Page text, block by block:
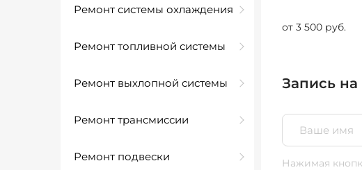
Ремонт системы охлаждения
Ремонт топливной системы
Ремонт выхлопной системы
Ремонт трансмиссии
Ремонт подвески
от 3 500 руб.
Запись на
Нажимая